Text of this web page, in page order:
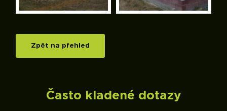
Zpět na přehled
Často kladené dotazy